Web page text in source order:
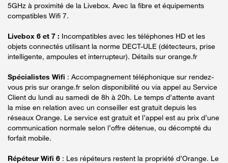
5GHz à proximité de la Livebox. Avec la fibre et équipements
compatibles Wifi 7.
Livebox 6 et 7 : Incompatibles avec les téléphones HD et les
objets connectés utilisant la norme DECT-ULE (détecteurs, prise
intelligente, ampoules et interrupteur). Détails sur orange.fr
Spécialistes Wifi : Accompagnement téléphonique sur rendez-
vous pris sur orange.fr selon disponibilité ou via appel au Service
Client du lundi au samedi de 8h à 20h. Le temps d’attente avant
la mise en relation avec un conseiller est gratuit depuis les
réseaux Orange. Le service est gratuit et l’appel est au prix d’une
communication normale selon l’offre détenue, ou décompté du
forfait mobile.
Répéteur Wifi 6 : Les répéteurs restent la propriété d’Orange. Le